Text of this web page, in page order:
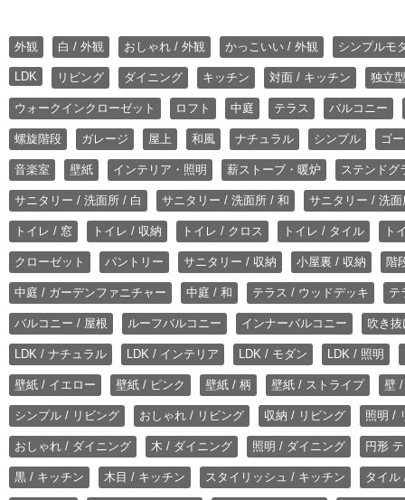
外観 白 / 外観 おしゃれ / 外観 かっこいい / 外観 シンプルモ
LDK リビング ダイニング キッチン 対面 / キッチン 独立
ウォークインクローゼット ロフト 中庭 テラス バルコニー
螺旋階段 ガレージ 屋上 和風 ナチュラル シンプル ゴ
音楽室 壁紙 インテリア・照明 薪ストーブ・暖炉 ステンドグ
サニタリー / 洗面所 / 白 サニタリー / 洗面所 / 和 サニタリー / 洗
トイレ / 窓 トイレ / 収納 トイレ / クロス トイレ / タイル ト
クローゼット パントリー サニタリー / 収納 小屋裏 / 収納 階
中庭 / ガーデンファニチャー 中庭 / 和 テラス / ウッドデッキ テ
バルコニー / 屋根 ルーフバルコニー インナーバルコニー 吹き
LDK / ナチュラル LDK / インテリア LDK / モダン LDK / 照明
壁紙 / イエロー 壁紙 / ピンク 壁紙 / 柄 壁紙 / ストライプ 壁
シンプル / リビング おしゃれ / リビング 収納 / リビング 照明 /
おしゃれ / ダイニング 木 / ダイニング 照明 / ダイニング 円形
黒 / キッチン 木目 / キッチン スタイリッシュ / キッチン タイル